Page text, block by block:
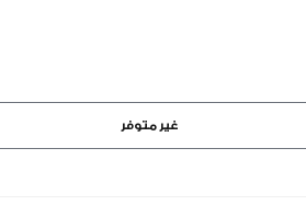
غير متوفر